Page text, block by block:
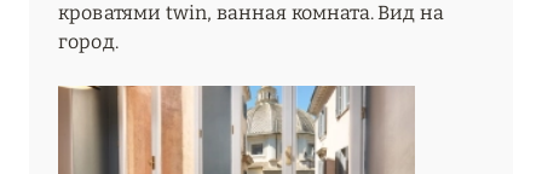
кроватями twin, ванная комната. Вид на
город.